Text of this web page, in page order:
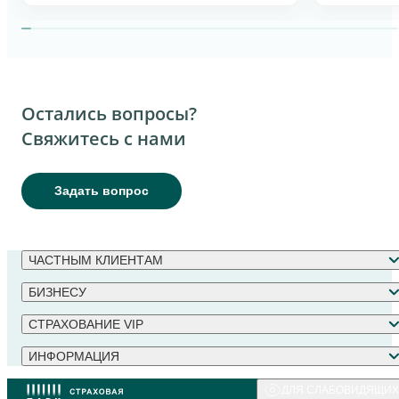
Остались вопросы?
Свяжитесь с нами
Задать вопрос
ЧАСТНЫМ КЛИЕНТАМ
БИЗНЕСУ
СТРАХОВАНИЕ VIP
ИНФОРМАЦИЯ